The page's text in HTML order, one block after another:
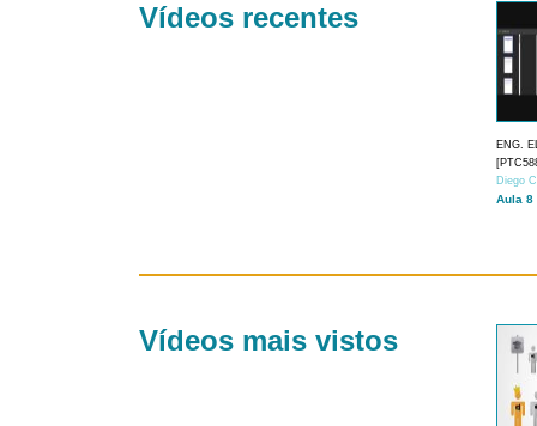
Vídeos recentes
ENG.
Diego
Aula 8
Vídeos mais vistos